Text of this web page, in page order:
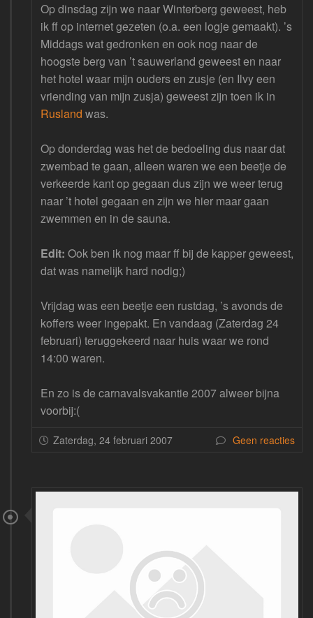
Op dinsdag zijn we naar Winterberg geweest, heb
ik ff op internet gezeten (o.a. een logje gemaakt). ’s
Middags wat gedronken en ook nog naar de
hoogste berg van ’t sauwerland geweest en naar
het hotel waar mijn ouders en zusje (en Ilvy een
vriending van mijn zusja) geweest zijn toen ik in
Rusland was.
Op donderdag was het de bedoeling dus naar dat
zwembad te gaan, alleen waren we een beetje de
verkeerde kant op gegaan dus zijn we weer terug
naar ’t hotel gegaan en zijn we hier maar gaan
zwemmen en in de sauna.
Edit: Ook ben ik nog maar ff bij de kapper geweest,
dat was namelijk hard nodig;)
Vrijdag was een beetje een rustdag, ’s avonds de
koffers weer ingepakt. En vandaag (Zaterdag 24
februari) teruggekeerd naar huis waar we rond
14:00 waren.
En zo is de carnavalsvakantie 2007 alweer bijna
voorbij:(
Zaterdag, 24 februari 2007 Geen reacties